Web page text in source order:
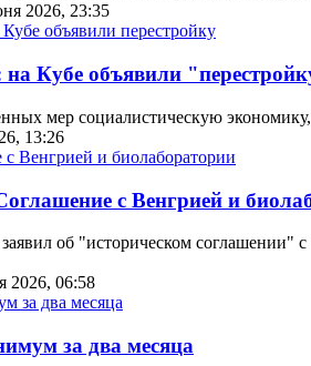
2026, 23:35
Кубе объявили
мер социалистическую
13:26
с Венгрией и
об "историческом соглашении"
2026, 06:58
за два месяца